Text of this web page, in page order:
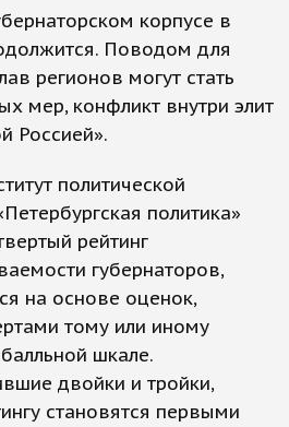
корпусе в
Поводом для
регионов могут стать
мер, конфликт внутри элит
Россией».
политической
политика»
рейтинг
губернаторов,
на основе оценок,
тому или иному
шкале.
двойки и тройки,
становятся первыми